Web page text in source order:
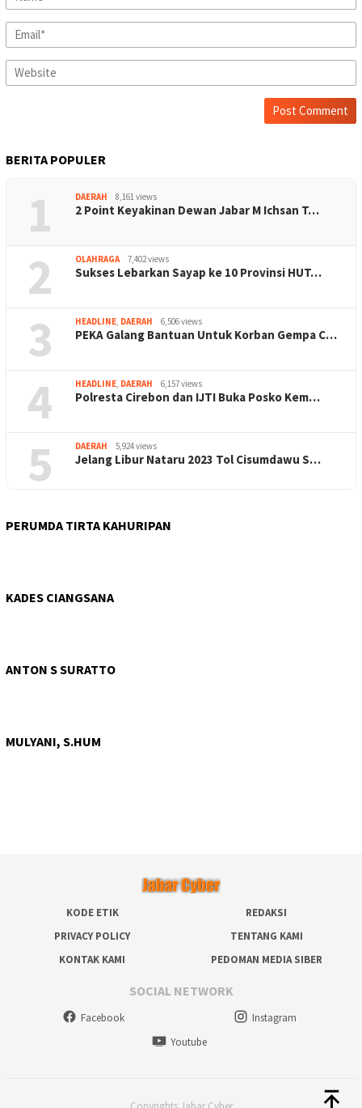
BERITA POPULER
1 DAERAH 8,161 views
2 Point Keyakinan Dewan Jabar M Ichsan T…
2 OLAHRAGA 7,402 views
Sukses Lebarkan Sayap ke 10 Provinsi HUT…
3 HEADLINE, DAERAH 6,506 views
PEKA Galang Bantuan Untuk Korban Gempa C…
4 HEADLINE, DAERAH 6,157 views
Polresta Cirebon dan IJTI Buka Posko Kem…
5 DAERAH 5,924 views
Jelang Libur Nataru 2023 Tol Cisumdawu S…
PERUMDA TIRTA KAHURIPAN
KADES CIANGSANA
ANTON S SURATTO
MULYANI, S.HUM
KODE ETIK
REDAKSI
PRIVACY POLICY
TENTANG KAMI
KONTAK KAMI
PEDOMAN MEDIA SIBER
SOCIAL NETWORK
Facebook
Instagram
Youtube